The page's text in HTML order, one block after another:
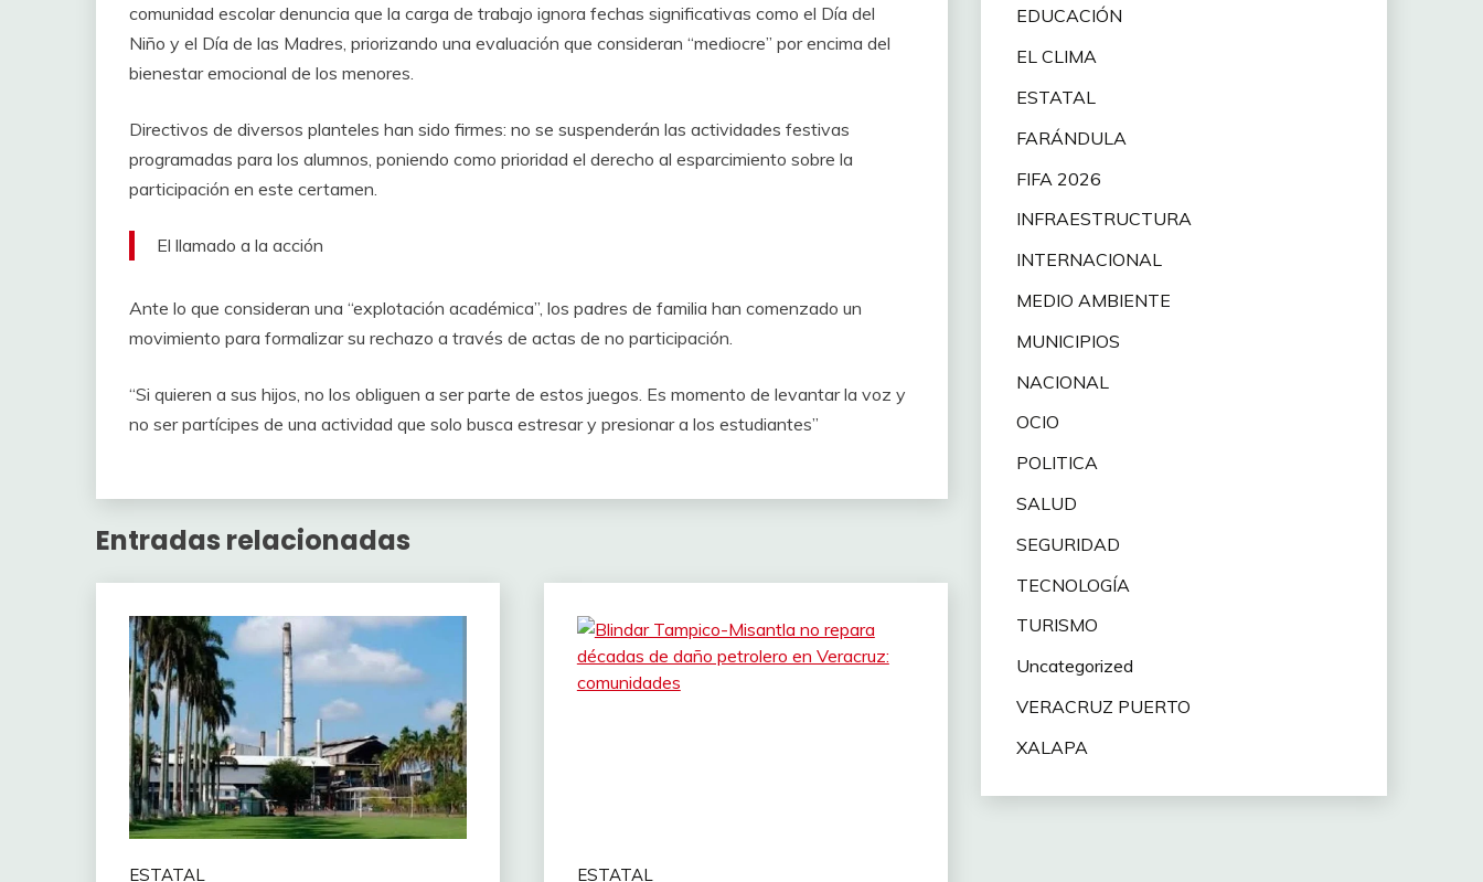
comunidad escolar denuncia que la carga de trabajo ignora fechas significativas como el Día del
Niño y el Día de las Madres, priorizando una evaluación que consideran “mediocre” por encima del
bienestar emocional de los menores.
Directivos de diversos planteles han sido firmes: no se suspenderán las actividades festivas
programadas para los alumnos, poniendo como prioridad el derecho al esparcimiento sobre la
participación en este certamen.
El llamado a la acción
Ante lo que consideran una “explotación académica”, los padres de familia han comenzado un
movimiento para formalizar su rechazo a través de actas de no participación.
“Si quieren a sus hijos, no los obliguen a ser parte de estos juegos. Es momento de levantar la voz y
no ser partícipes de una actividad que solo busca estresar y presionar a los estudiantes”
Entradas relacionadas
ESTATAL ESTATAL
EDUCACIÓN
EL CLIMA
ESTATAL
FARÁNDULA
FIFA 2026
INFRAESTRUCTURA
INTERNACIONAL
MEDIO AMBIENTE
MUNICIPIOS
NACIONAL
OCIO
POLITICA
SALUD
SEGURIDAD
TECNOLOGÍA
TURISMO
Uncategorized
VERACRUZ PUERTO
XALAPA